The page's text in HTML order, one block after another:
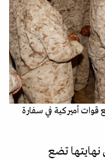
قوات أميركية في سفارة
نهايتها تضع